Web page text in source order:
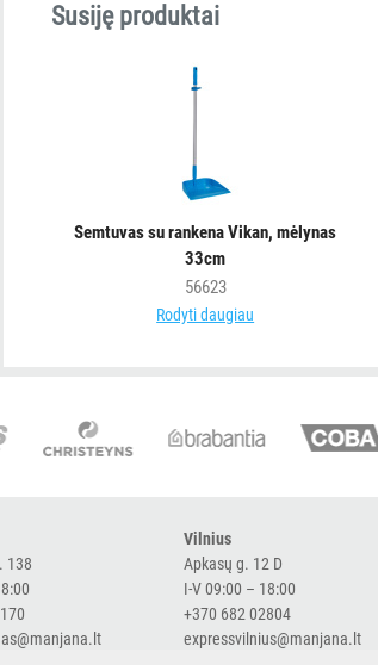
Susiję produktai
Semtuvas su rankena Vikan, mėlynas
33cm
56623
Rodyti daugiau
138
Vilnius
Apkasų g. 12 D
I-V 09:00 – 18:00
+370 682 02804
expressvilnius@manjana.lt